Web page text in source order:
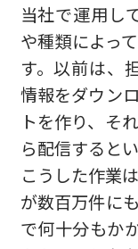
当社で運用し
や種類によっ
す。以前は、
情報をダウン
トを作り、そ
ら配信すると
こうした作業
が数百万件に
で何十分もか